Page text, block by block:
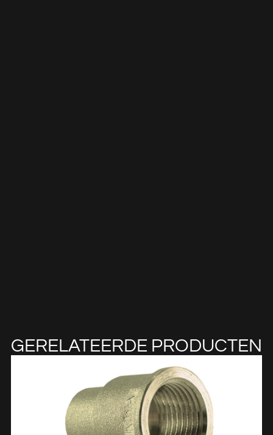
GERELATEERDE PRODUCTEN